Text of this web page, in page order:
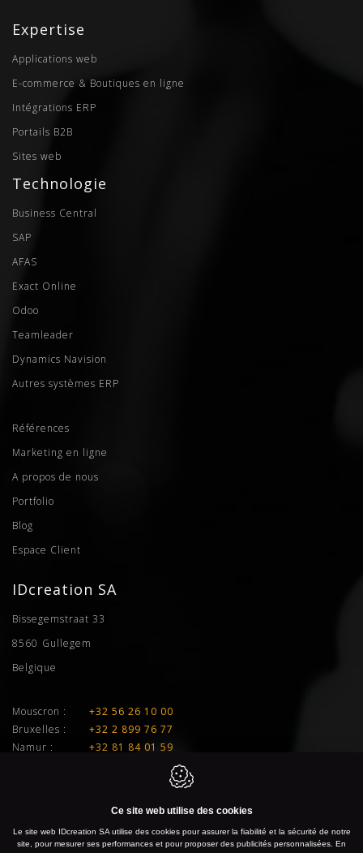
Expertise
Applications web
E-commerce & Boutiques en ligne
Intégrations ERP
Portails B2B
Sites web
Technologie
Business Central
SAP
AFAS
Exact Online
Odoo
Teamleader
Dynamics Navision
Autres systèmes ERP
Références
Marketing en ligne
A propos de nous
Portfolio
Blog
Espace Client
IDcreation SA
Bissegemstraat 33
8560 Gullegem
Belgique
Mouscron :
+32 56 26 10 00
Bruxelles :
+32 2 899 76 77
Namur :
+32 81 84 01 59
+32 4 277 01 33
info@idcreation.be
Ce site web utilise des cookies
Le site web IDcreation SA utilise des cookies pour assurer la fiabilité et la sécurité de notre
site, pour mesurer ses performances et pour proposer des publicités personnalisées. En